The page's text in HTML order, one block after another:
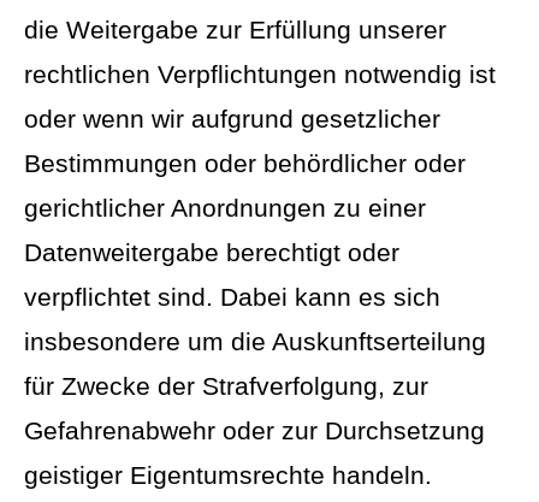
die Weitergabe zur Erfüllung unserer
rechtlichen Verpflichtungen notwendig ist
oder wenn wir aufgrund gesetzlicher
Bestimmungen oder behördlicher oder
gerichtlicher Anordnungen zu einer
Datenweitergabe berechtigt oder
verpflichtet sind. Dabei kann es sich
insbesondere um die Auskunftserteilung
für Zwecke der Strafverfolgung, zur
Gefahrenabwehr oder zur Durchsetzung
geistiger Eigentumsrechte handeln.